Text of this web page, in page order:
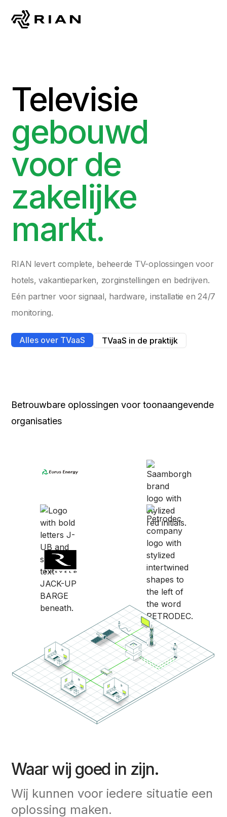
Televisie
gebouwd
voor de
zakelijke
markt.
RIAN levert complete, beheerde TV-oplossingen voor
hotels, vakantieparken, zorginstellingen en bedrijven.
Eén partner voor signaal, hardware, installatie en 24/7
monitoring.
Alles over TVaaS TVaaS in de praktijk
Betrouwbare oplossingen voor toonaangevende
organisaties
Waar wij goed in zijn.
Wij kunnen voor iedere situatie een
oplossing maken.